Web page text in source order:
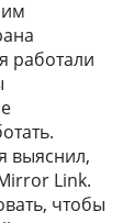
работали
выяснил,
Link.
чтобы